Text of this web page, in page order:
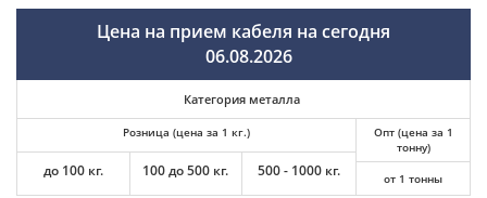
Цена на прием кабеля на сегодня
06.08.2026
Категория металла
Розница (цена за 1 кг.)
до 100 кг. 100 до 500 кг. 500 - 1000 кг.
Опт (цена за 1
тонну)
от 1 тонны